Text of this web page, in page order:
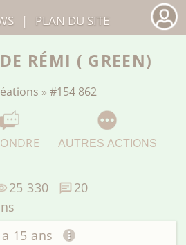
RÉMI ( GREEN)
»#154 862
AUTRES ACTIONS
25 330
20
15 ans
| PLAN DU SITE